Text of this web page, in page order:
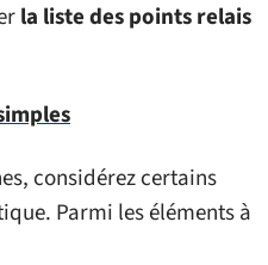
la liste des points relais
considérez certains
Parmi les éléments à